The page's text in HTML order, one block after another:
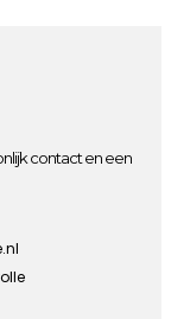
contact en een